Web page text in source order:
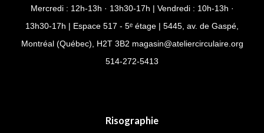
Mercredi : 12h-13h · 13h30-17h | Vendredi : 10h-13h ·
13h30-17h | Espace 517 - 5ᵉ étage | 5445, av. de Gaspé,
Montréal (Québec), H2T 3B2 magasin@ateliercirculaire.org
514-272-5413
Risographie